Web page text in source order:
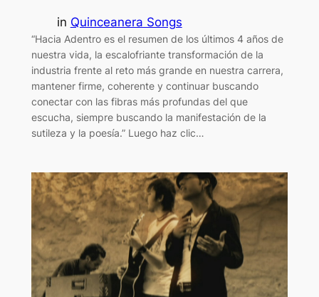
in Quinceanera Songs
“Hacia Adentro es el resumen de los últimos 4 años de
nuestra vida, la escalofriante transformación de la
industria frente al reto más grande en nuestra carrera,
mantener firme, coherente y continuar buscando
conectar con las fibras más profundas del que
escucha, siempre buscando la manifestación de la
sutileza y la poesía.” Luego haz clic…